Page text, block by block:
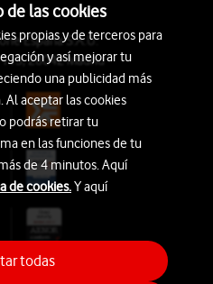
España S.A.U.
28042 Madrid
de las cookies
propias y de terceros para
y así mejorar tu
una publicidad más
Al aceptar las cookies
podrás retirar tu
en las funciones de tu
de 4 minutos. Aquí
de cookies.Y aquí
todas